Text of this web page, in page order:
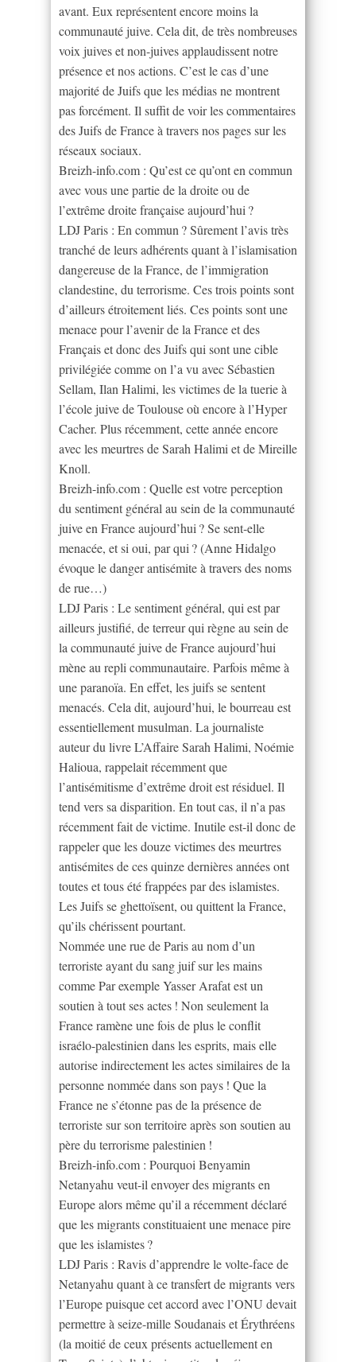
avant. Eux représentent encore moins la
communauté juive. Cela dit, de très nombreuses
voix juives et non-juives applaudissent notre
présence et nos actions. C’est le cas d’une
majorité de Juifs que les médias ne montrent
pas forcément. Il suffit de voir les commentaires
des Juifs de France à travers nos pages sur les
réseaux sociaux.
Breizh-info.com : Qu’est ce qu’ont en commun
avec vous une partie de la droite ou de
l’extrême droite française aujourd’hui ?
LDJ Paris : En commun ? Sûrement l’avis très
tranché de leurs adhérents quant à l’islamisation
dangereuse de la France, de l’immigration
clandestine, du terrorisme. Ces trois points sont
d’ailleurs étroitement liés. Ces points sont une
menace pour l’avenir de la France et des
Français et donc des Juifs qui sont une cible
privilégiée comme on l’a vu avec Sébastien
Sellam, Ilan Halimi, les victimes de la tuerie à
l’école juive de Toulouse où encore à l’Hyper
Cacher. Plus récemment, cette année encore
avec les meurtres de Sarah Halimi et de Mireille
Knoll.
Breizh-info.com : Quelle est votre perception
du sentiment général au sein de la communauté
juive en France aujourd’hui ? Se sent-elle
menacée, et si oui, par qui ? (Anne Hidalgo
évoque le danger antisémite à travers des noms
de rue…)
LDJ Paris : Le sentiment général, qui est par
ailleurs justifié, de terreur qui règne au sein de
la communauté juive de France aujourd’hui
mène au repli communautaire. Parfois même à
une paranoïa. En effet, les juifs se sentent
menacés. Cela dit, aujourd’hui, le bourreau est
essentiellement musulman. La journaliste
auteur du livre L’Affaire Sarah Halimi, Noémie
Halioua, rappelait récemment que
l’antisémitisme d’extrême droit est résiduel. Il
tend vers sa disparition. En tout cas, il n’a pas
récemment fait de victime. Inutile est-il donc de
rappeler que les douze victimes des meurtres
antisémites de ces quinze dernières années ont
toutes et tous été frappées par des islamistes.
Les Juifs se ghettoïsent, ou quittent la France,
qu’ils chérissent pourtant.
Nommée une rue de Paris au nom d’un
terroriste ayant du sang juif sur les mains
comme Par exemple Yasser Arafat est un
soutien à tout ses actes ! Non seulement la
France ramène une fois de plus le conflit
israélo-palestinien dans les esprits, mais elle
autorise indirectement les actes similaires de la
personne nommée dans son pays ! Que la
France ne s’étonne pas de la présence de
terroriste sur son territoire après son soutien au
père du terrorisme palestinien !
Breizh-info.com : Pourquoi Benyamin
Netanyahu veut-il envoyer des migrants en
Europe alors même qu’il a récemment déclaré
que les migrants constituaient une menace pire
que les islamistes ?
LDJ Paris : Ravis d’apprendre le volte-face de
Netanyahu quant à ce transfert de migrants vers
l’Europe puisque cet accord avec l’ONU devait
permettre à seize-mille Soudanais et Érythréens
(la moitié de ceux présents actuellement en